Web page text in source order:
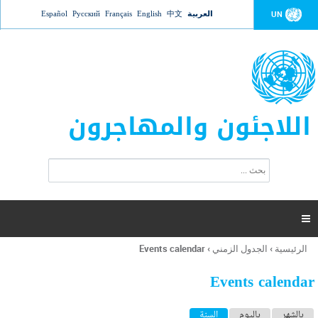
Jump to navigation UN العربية 中文
English
Français
Русский
Español
اللاجئون والمهاجرون
ت
ر
ل
ح
ب

أنت
هنا
الرئيسية › الجدول الزمني ›
Events calendar
Events calendar